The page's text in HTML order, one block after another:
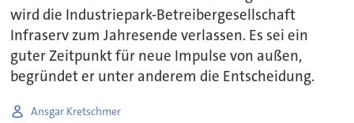
wird die Industriepark-Betreibergesellschaft
Infraserv zum Jahresende verlassen. Es sei ein
guter Zeitpunkt für neue Impulse von außen,
begründet er unter anderem die Entscheidung.
Ansgar Kretschmer